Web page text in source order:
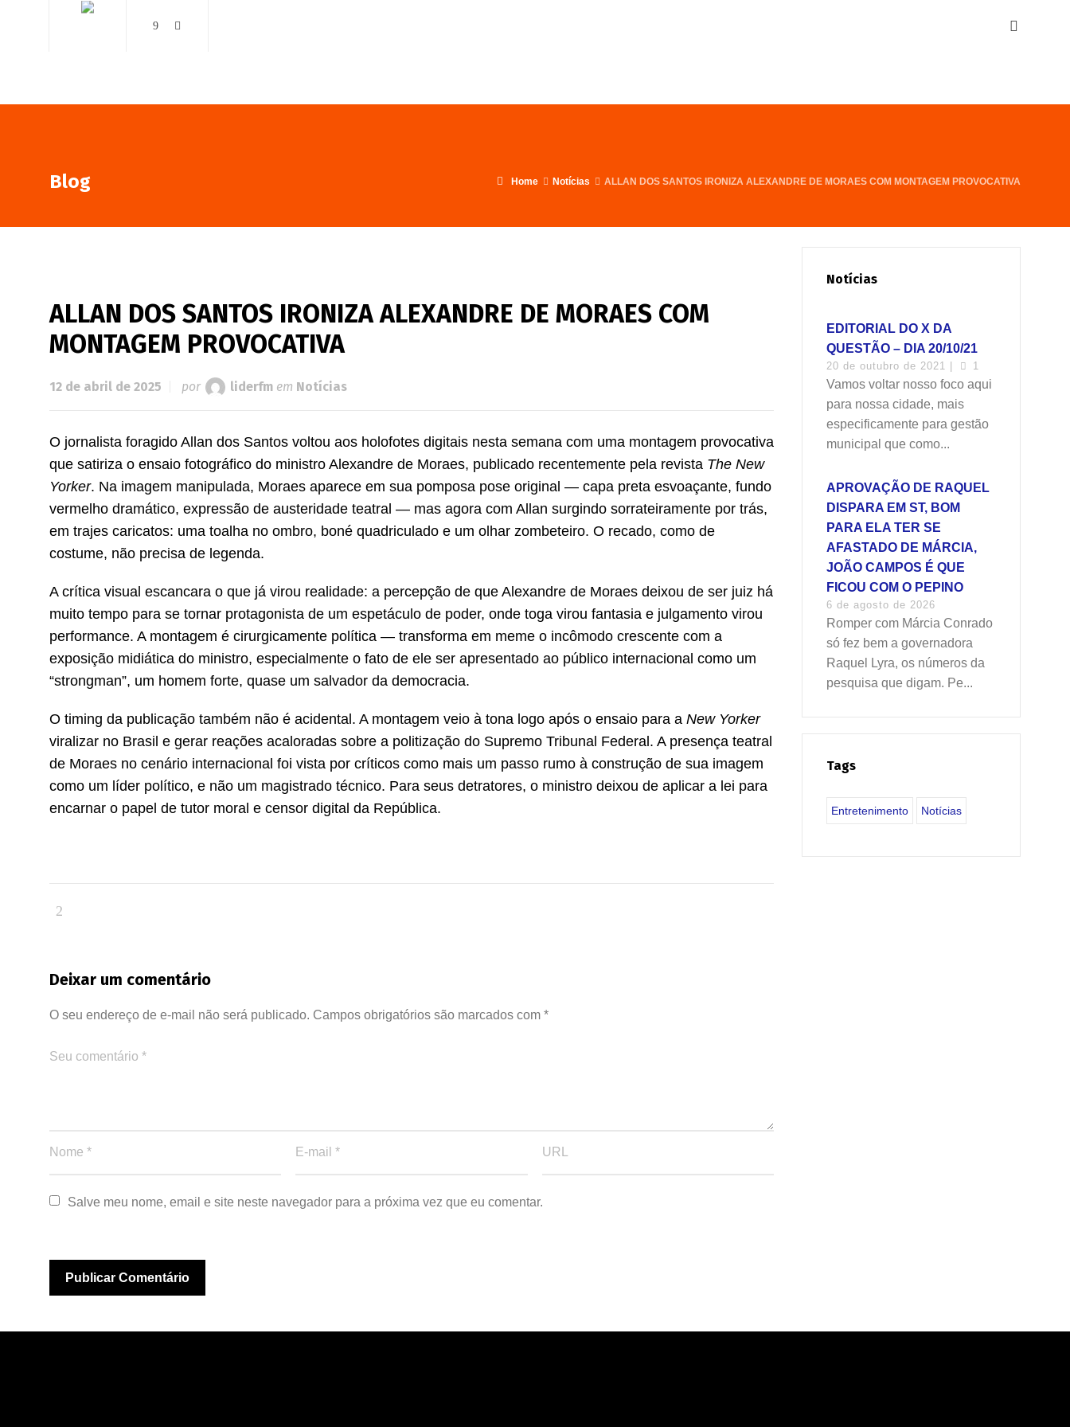
Blog Home Notícias ALLAN DOS SANTOS IRONIZA ALEXANDRE DE MORAES COM MONTAGEM PROVOCATIVA
ALLAN DOS SANTOS IRONIZA ALEXANDRE DE MORAES COM
MONTAGEM PROVOCATIVA
12 de abril de 2025 por liderfm em Notícias
O jornalista foragido Allan dos Santos voltou aos holofotes digitais nesta semana com uma montagem provocativa
que satiriza o ensaio fotográfico do ministro Alexandre de Moraes, publicado recentemente pela revista The New
Yorker. Na imagem manipulada, Moraes aparece em sua pomposa pose original — capa preta esvoaçante, fundo
vermelho dramático, expressão de austeridade teatral — mas agora com Allan surgindo sorrateiramente por trás,
em trajes caricatos: uma toalha no ombro, boné quadriculado e um olhar zombeteiro. O recado, como de
costume, não precisa de legenda.
A crítica visual escancara o que já virou realidade: a percepção de que Alexandre de Moraes deixou de ser juiz há
muito tempo para se tornar protagonista de um espetáculo de poder, onde toga virou fantasia e julgamento virou
performance. A montagem é cirurgicamente política — transforma em meme o incômodo crescente com a
exposição midiática do ministro, especialmente o fato de ele ser apresentado ao público internacional como um
“strongman”, um homem forte, quase um salvador da democracia.
O timing da publicação também não é acidental. A montagem veio à tona logo após o ensaio para a New Yorker
viralizar no Brasil e gerar reações acaloradas sobre a politização do Supremo Tribunal Federal. A presença teatral
de Moraes no cenário internacional foi vista por críticos como mais um passo rumo à construção de sua imagem
como um líder político, e não um magistrado técnico. Para seus detratores, o ministro deixou de aplicar a lei para
encarnar o papel de tutor moral e censor digital da República.
Deixar um comentário
O seu endereço de e-mail não será publicado. Campos obrigatórios são marcados com *
Salve meu nome, email e site neste navegador para a próxima vez que eu comentar.
Notícias
EDITORIAL DO X DA
QUESTÃO – DIA 20/10/21
20 de outubro de 2021 | 1
Vamos voltar nosso foco aqui
para nossa cidade, mais
especificamente para gestão
municipal que como...
APROVAÇÃO DE RAQUEL
DISPARA EM ST, BOM
PARA ELA TER SE
AFASTADO DE MÁRCIA,
JOÃO CAMPOS É QUE
FICOU COM O PEPINO
6 de agosto de 2026
Romper com Márcia Conrado
só fez bem a governadora
Raquel Lyra, os números da
pesquisa que digam. Pe...
Tags
Entretenimento Notícias